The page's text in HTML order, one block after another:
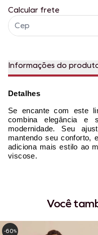
Calcular frete
Informações do
Detalhes
Se encante com este
combina elegância e
modernidade. Seu
mantendo seu conforto,
adiciona mais estilo ao
viscose.
Você
-60%